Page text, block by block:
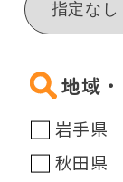
地域
岩手県
秋田県